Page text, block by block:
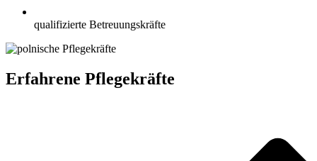
qualifizierte Betreuungskräfte
Erfahrene Pflegekräfte